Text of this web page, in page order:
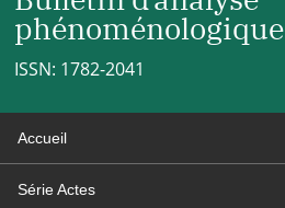
phénoménologique
ISSN: 1782-2041
Accueil
Série Actes